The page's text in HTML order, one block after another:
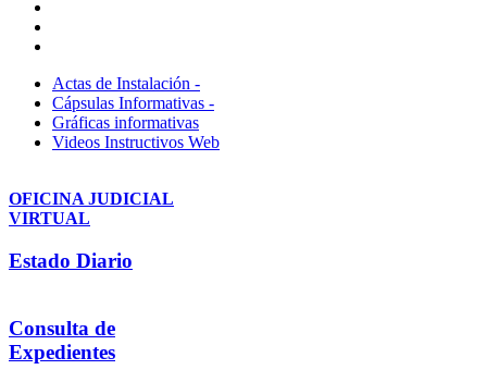
Actas de Instalación -
Cápsulas Informativas -
Gráficas informativas
Videos Instructivos Web
OFICINA JUDICIAL
VIRTUAL
Estado Diario
Consulta de
Expedientes